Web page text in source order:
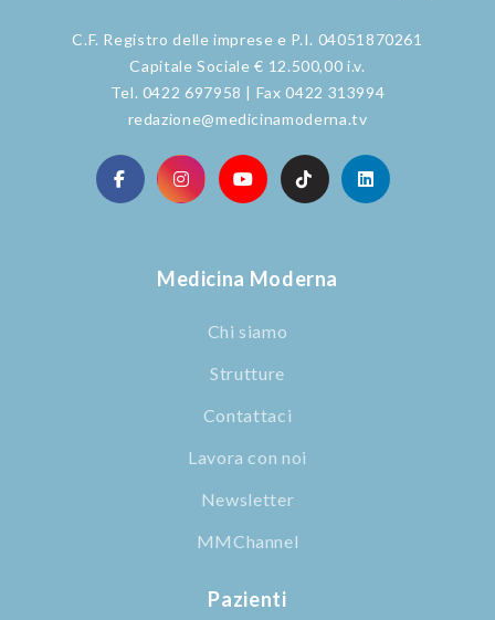
C.F. Registro delle imprese e P.I. 04051870261
Capitale Sociale € 12.500,00 i.v.
Tel. 0422 697958 | Fax 0422 313994
redazione@medicinamoderna.tv
Medicina Moderna
Chi siamo
Strutture
Contattaci
Lavora con noi
Newsletter
MMChannel
Pazienti